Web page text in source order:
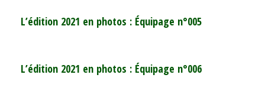
L’édition 2021 en photos : Équipage n°005
L’édition 2021 en photos : Équipage n°006